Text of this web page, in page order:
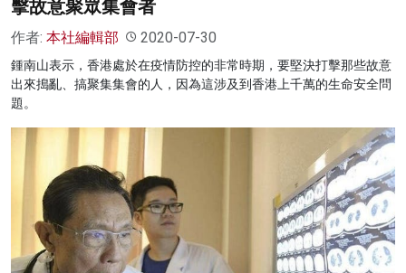
擊故意聚眾集會者
作者: 本社編輯部 2020-07-30
鍾南山表示，香港處於在疫情防控的非常時期，要堅決打擊那些故意
出來搗亂、搞聚集集會的人，因為這涉及到香港上千萬的生命安全問
題。